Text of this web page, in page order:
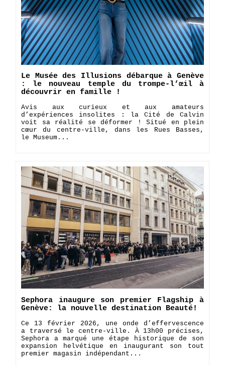
Le Musée des Illusions débarque à Genève
: le nouveau temple du trompe-l’œil à
découvrir en famille !
Avis aux curieux et aux amateurs
d’expériences insolites : la Cité de Calvin
voit sa réalité se déformer ! Situé en plein
cœur du centre-ville, dans les Rues Basses,
le Museum...
Sephora inaugure son premier Flagship à
Genève: la nouvelle destination Beauté!
Ce 13 février 2026, une onde d’effervescence
a traversé le centre-ville. À 13h00 précises,
Sephora a marqué une étape historique de son
expansion helvétique en inaugurant son tout
premier magasin indépendant...